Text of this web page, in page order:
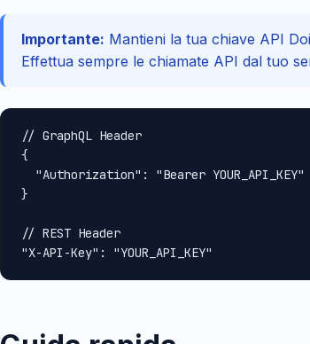
Importante: Mantieni la tua chiave API
Effettua sempre le chiamate API dal tuo
// GraphQL Header
{
  "Authorization": "Bearer YOUR_API_KEY"
}
// REST Header
"X-API-Key": "YOUR_API_KEY"